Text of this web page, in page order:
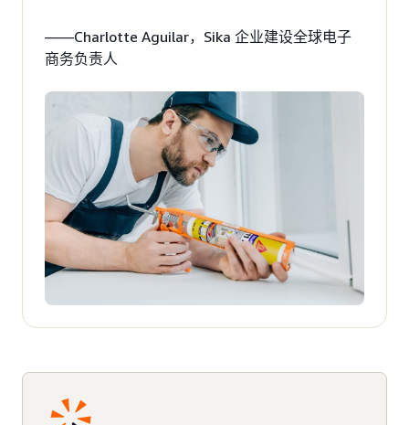
——Charlotte Aguilar，Sika 企业建设全球电子
商务负责人